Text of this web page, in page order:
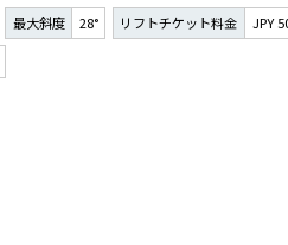
最大斜度 28° リフトチケット料金 JPY